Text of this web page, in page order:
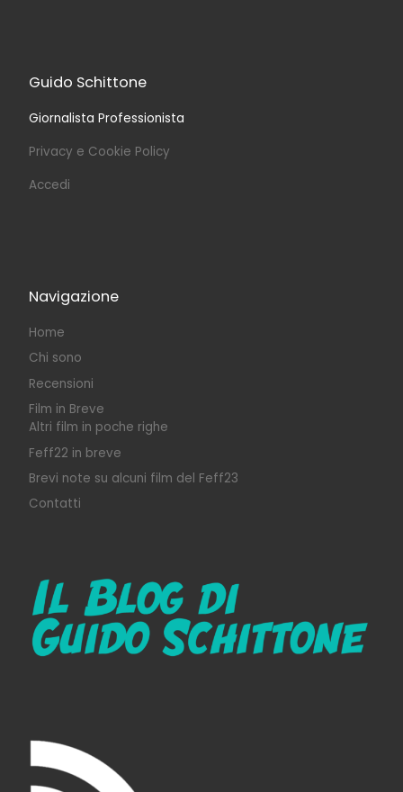
Guido Schittone
Giornalista Professionista
Privacy e Cookie Policy
Accedi
Navigazione
Home
Chi sono
Recensioni
Film in Breve
Altri film in poche righe
Feff22 in breve
Brevi note su alcuni film del Feff23
Contatti